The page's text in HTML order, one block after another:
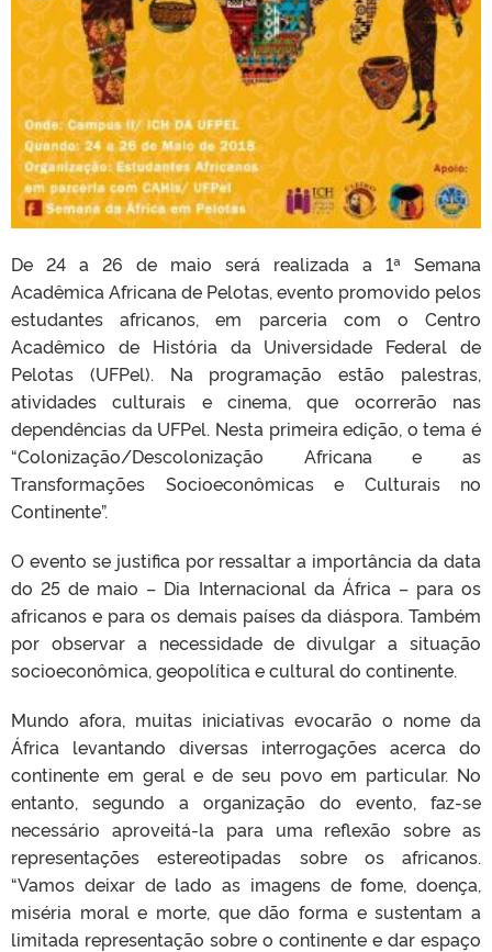
De 24 a 26 de maio será realizada a 1ª Semana
Acadêmica Africana de Pelotas, evento promovido pelos
estudantes africanos, em parceria com o Centro
Acadêmico de História da Universidade Federal de
Pelotas (UFPel). Na programação estão palestras,
atividades culturais e cinema, que ocorrerão nas
dependências da UFPel. Nesta primeira edição, o tema é
“Colonização/Descolonização Africana e as
Transformações Socioeconômicas e Culturais no
Continente”.
O evento se justifica por ressaltar a importância da data
do 25 de maio – Dia Internacional da África – para os
africanos e para os demais países da diáspora. Também
por observar a necessidade de divulgar a situação
socioeconômica, geopolítica e cultural do continente.
Mundo afora, muitas iniciativas evocarão o nome da
África levantando diversas interrogações acerca do
continente em geral e de seu povo em particular. No
entanto, segundo a organização do evento, faz-se
necessário aproveitá-la para uma reflexão sobre as
representações estereotipadas sobre os africanos.
“Vamos deixar de lado as imagens de fome, doença,
miséria moral e morte, que dão forma e sustentam a
limitada representação sobre o continente e dar espaço